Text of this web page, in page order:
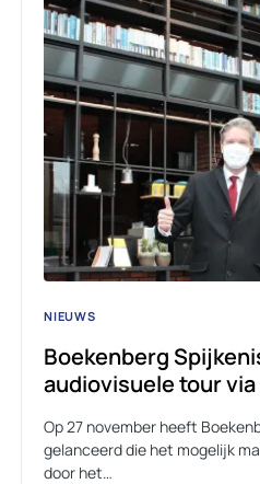
NIEUWS
Boekenberg
audiovisuele tour via
Op 27 november heeft
gelanceerd die het mogelijk
door het…